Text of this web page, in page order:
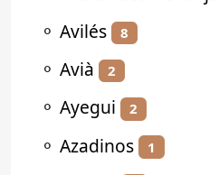
⚬ Avilés 8
⚬ Avià 2
⚬ Ayegui 2
⚬ Azadinos 1